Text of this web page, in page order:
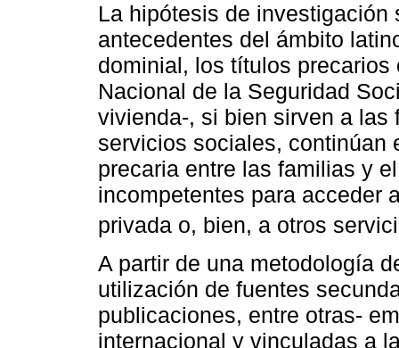
La hipótesis de
antecedentes del ámbito
dominial, los títulos
Nacional de la Seguridad
vivienda-, si bien sirven a las
servicios sociales, continúan
precaria entre las familias y
incompetentes para acceder
privada o, bien, a otros
A partir de una metodología
utilización de fuentes
publicaciones, entre otras-
internacional y vinculadas a